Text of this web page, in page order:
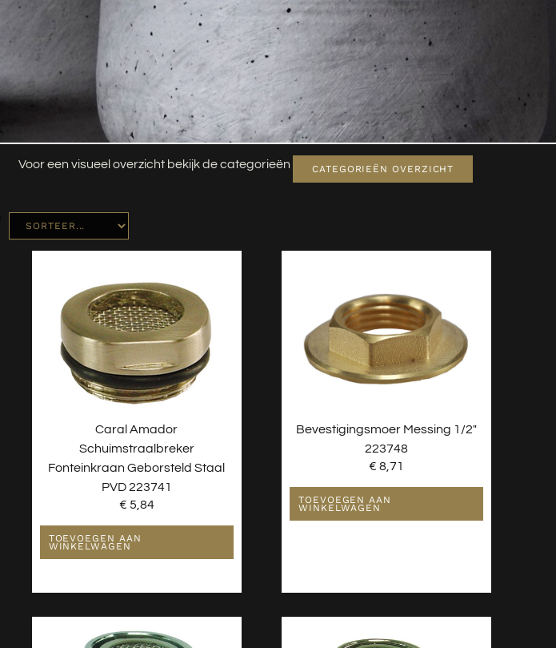
Voor een visueel overzicht bekijk de categorieën CATEGORIEËN OVERZICHT
Caral Amador
Schuimstraalbreker
Fonteinkraan Geborsteld Staal
PVD 223741
€ 5,84
TOEVOEGEN AAN
WINKELWAGEN
Bevestigingsmoer Messing 1/2″
223748
€ 8,71
TOEVOEGEN AAN
WINKELWAGEN